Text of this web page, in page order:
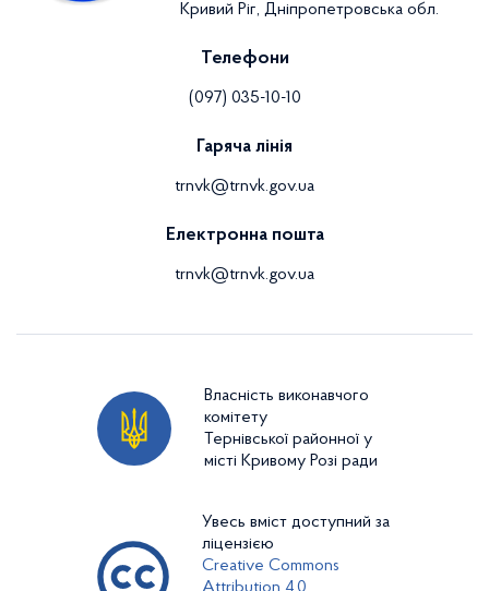
Кривий Ріг, Дніпропетровська обл.
Телефони
(097) 035-10-10
Гаряча лінія
trnvk@trnvk.gov.ua
Електронна пошта
trnvk@trnvk.gov.ua
Власність виконавчого
комітету
Тернівської районної у
місті Кривому Розі ради
Увесь вміст доступний за
ліцензією
Creative Commons